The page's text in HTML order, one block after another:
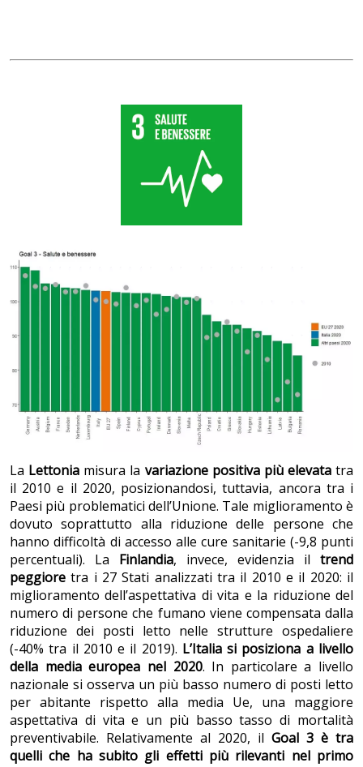
La Lettonia misura la variazione positiva più elevatatra
il 2010 e il 2020, posizionandosi, tuttavia, ancora tra i
Paesi più problematici dell’Unione. Tale miglioramento è
dovuto soprattutto alla riduzione delle persone che
hanno difficoltà di accesso alle cure sanitarie (-9,8 punti
percentuali). La Finlandia, invece, evidenzia il trend
peggiore tra i 27 Stati analizzati tra il 2010 e il 2020: il
miglioramento dell’aspettativa di vita e la riduzione del
numero di persone che fumano viene compensata dalla
riduzione dei posti letto nelle strutture ospedaliere
(-40% tra il 2010 e il 2019). L’Italia si posiziona a livello
della media europea nel 2020. In particolare a livello
nazionale si osserva un più basso numero di posti letto
per abitante rispetto alla media Ue, una maggiore
aspettativa di vita e un più basso tasso di mortalità
preventivabile. Relativamente al 2020, il Goal 3 è tra
quelli che ha subito gli effetti più rilevanti nel primo